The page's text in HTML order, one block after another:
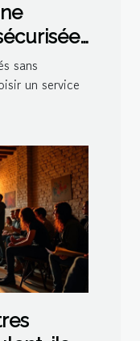
?
sans
un service